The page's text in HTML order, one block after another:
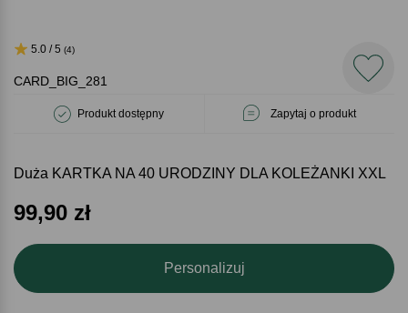
CARD_BIG_281
Produkt dostępny Zapytaj o produkt
5.0 / 5 (4)
Duża KARTKA NA 40 URODZINY DLA KOLEŻANKI XXL
99,90 zł
Personalizuj